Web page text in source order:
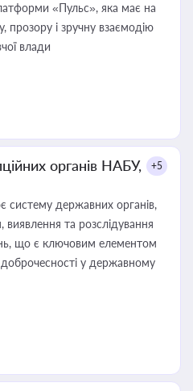
«Пульс», яка має на
прозору і зручну взаємодію
влади
органів НАБУ,
+5
систему державних органів,
виявлення та розслідування
що є ключовим елементом
у державному